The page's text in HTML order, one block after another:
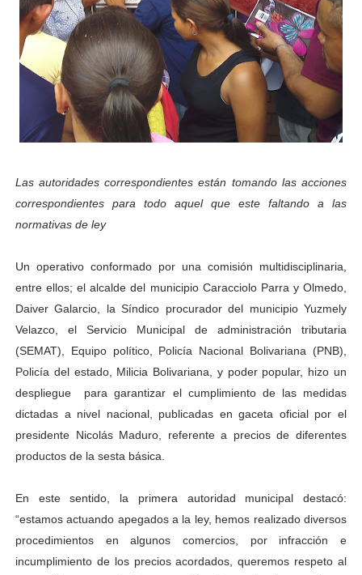
Inicia el plan vacacional Venezuela Renace en el
Entregan planta eléctrica para fortalecer la atención
Expertos inspeccionan espacios del OAN para la
Dictan MasterClass en el marco del Encuentro LAGO
Encuentro estadal fortalece la coordinación de
Plan Quirúrgico Regional llega a Pueblo Llano con la
Las autoridades correspondientes están tomando las acciones
correspondientes para todo aquel que este faltando a las
normativas de ley
Un operativo conformado por una comisión multidisciplinaria,
entre ellos; el alcalde del municipio Caracciolo Parra y Olmedo,
Daiver Galarcio, la Síndico procurador del municipio Yuzmely
Velazco, el Servicio Municipal de administración tributaria
(SEMAT), Equipo político, Policía Nacional Bolivariana (PNB),
Policía del estado, Milicia Bolivariana, y poder popular, hizo un
despliegue
para garantizar el cumplimiento de las medidas
dictadas a nivel nacional, publicadas en gaceta oficial por el
presidente Nicolás Maduro, referente a precios de diferentes
productos de la sesta básica.
En este sentido, la primera autoridad municipal destacó:
“estamos actuando apegados a la ley, hemos realizado diversos
procedimientos en algunos comercios, por infracción e
incumplimiento de los precios acordados, queremos respeto al